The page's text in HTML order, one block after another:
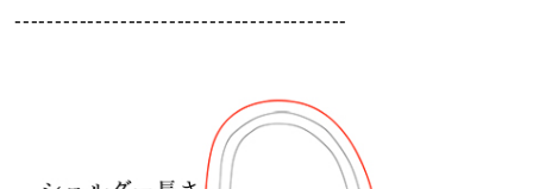
-----------------------------------------